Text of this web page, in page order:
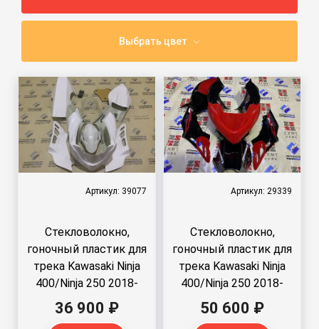
Наши контакты
+7 (910) 684-44-88
info@мотопластик.рф
Выбрать цвет
Артикул: 39077
Стекловолокно,
гоночный пластик для
трека Kawasaki Ninja
400/Ninja 250 2018-
2020
36 900 ₽
Артикул: 29339
Стекловолокно,
гоночный пластик для
трека Kawasaki Ninja
400/Ninja 250 2018-
2020
50 600 ₽